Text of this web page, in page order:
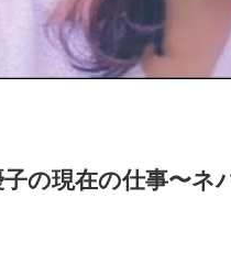
子の現在の仕事〜